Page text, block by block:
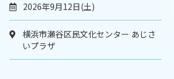
2026年9月12日(土)
横浜市瀬谷区民文化センター あじさ
いプラザ